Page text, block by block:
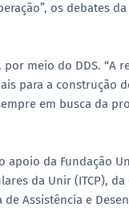
os debates
meio do DDS. “A
para a construção
em busca da
da Fundação
da Unir (ITCP),
Assistência e